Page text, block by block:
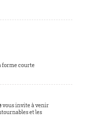
forme courte
vous invite à venir
et les